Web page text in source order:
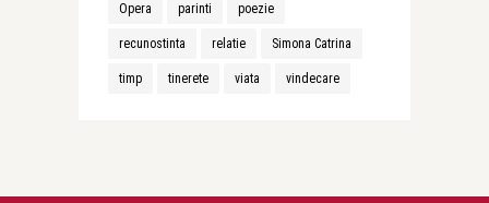
Opera parinti poezie
recunostinta relatie Simona Catrina
timp tinerete viata vindecare